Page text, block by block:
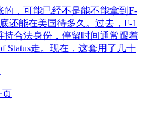
的，可能已经不是能不能拿到F-
还能在美国待多久。过去，F-1
持合法身份，停留时间通常跟着
Status走。现在，这套用了几十
页